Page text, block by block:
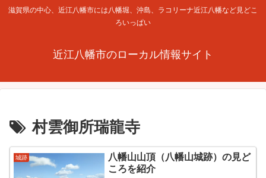
滋賀県の中心、近江八幡市には八幡堀、沖島、ラコリーナ近江八幡など見どこ
ろいっぱい
近江八幡市のローカル情報サイト
村雲御所瑞龍寺
城跡
八幡山山頂（八幡山城跡）の見ど
ころを紹介